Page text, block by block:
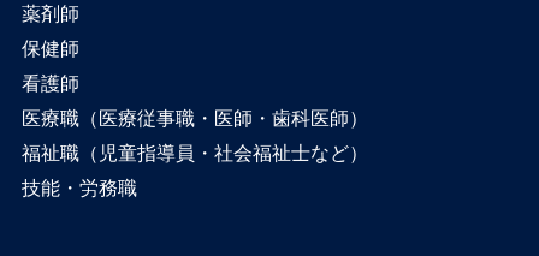
薬剤師
保健師
看護師
医療職（医療従事職・医師・歯科医師）
福祉職（児童指導員・社会福祉士など）
技能・労務職